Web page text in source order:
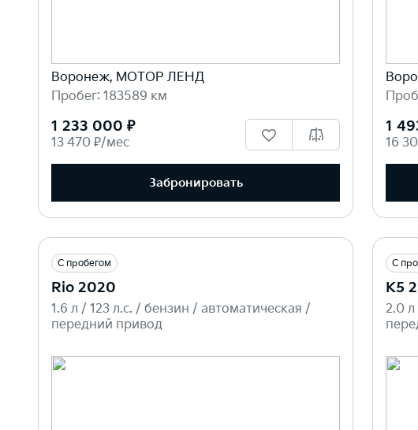
Воронеж, МОТОР ЛЕНД
Пробег: 183589 км
1 233 000 ₽
13 470 ₽/мес
Забронировать
1
16
С пробегом
Rio 2020
1.6 л / 123 л.c. / бензин / автоматическая /
передний привод
С
K5
2.0 л